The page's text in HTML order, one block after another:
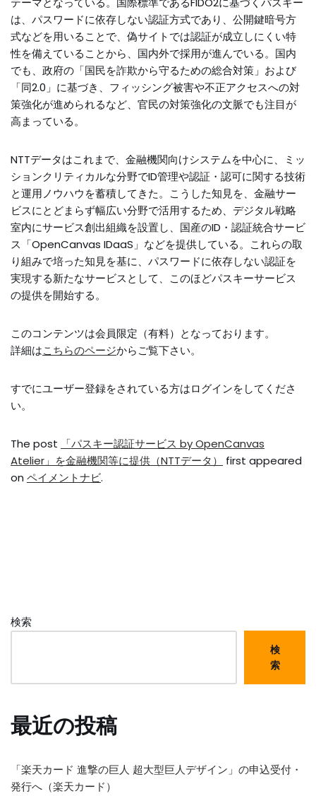
は、パスワードに依存しない認証方式であり、公開鍵暗号方
式などを用いることで、偽サイトでは認証が成立しにくい特
性を備えていることから、国内外で採用が進んでいる。国内
でも、政府の「国民を詐欺から守るための総合対策」および
「同2.0」に基づき、フィッシング被害や不正アクセスへの対
策強化が進められるなど、官民の対策強化の文脈でも注目が
高まっている。
NTTデータはこれまで、金融機関向けシステムを中心に、ミッ
ションクリティカルな分野でID管理や認証・認可に関する技術
と運用ノウハウを蓄積してきた。こうした知見を、金融サー
ビスにとどまらず幅広い分野で活用するため、デジタル戦略
室内にサービス創出組織を設置し、国産のID・認証統合サービ
ス「OpenCanvas IDaaS」などを提供している。これらの取
り組みで培った知見を基に、パスワードに依存しない認証を
実現する新たなサービスとして、このほどパスキーサービス
の提供を開始する。
このコンテンツは会員限定（有料）となっております。
詳細はこちらのページからご覧下さい。
すでにユーザー登録をされている方はログインをしてくださ
い。
The post
「パスキー認証サービス by OpenCanvas
Atelier」を金融機関等に提供（NTTデータ）
first appeared
on ペイメントナビ.
検索
検
索
最近の投稿
「楽天カード 進撃の巨人 超大型巨人デザイン」の申込受付・
発行へ（楽天カード）